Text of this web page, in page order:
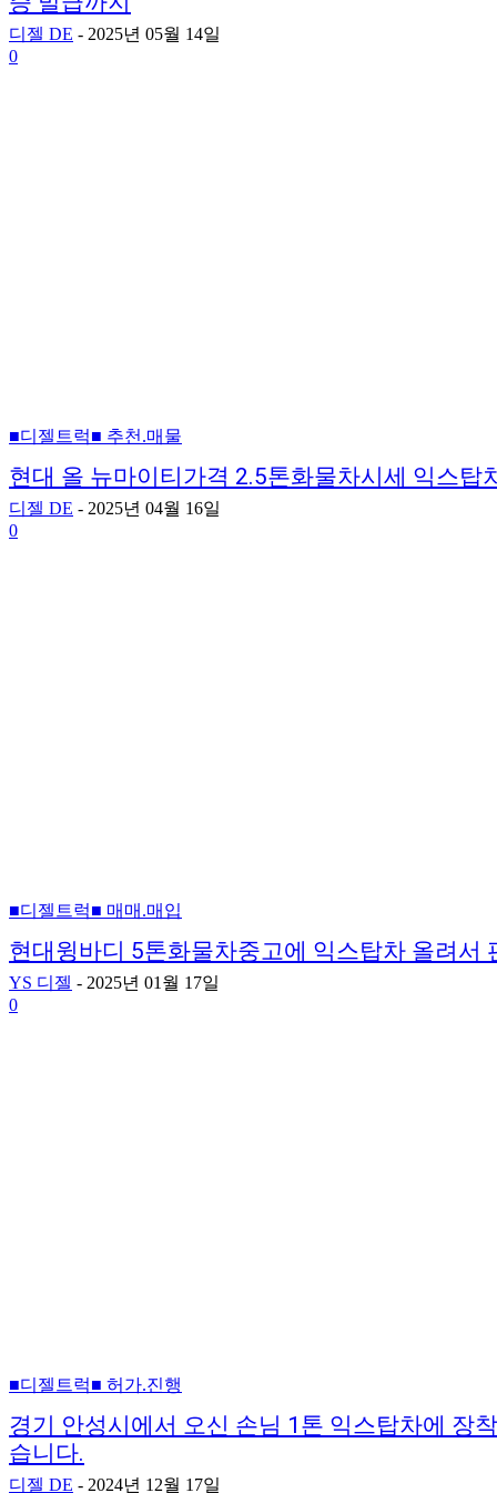
디젤 DE - 2025년 05월 14일
0
■디젤트럭■ 추천.매물
현대 올 뉴마이티가격 2.5톤화물차시세 익스탑
디젤 DE - 2025년 04월 16일
0
■디젤트럭■ 매매.매입
현대윙바디 5톤화물차중고에 익스탑차 올려서
YS 디젤 - 2025년 01월 17일
0
■디젤트럭■ 허가.진행
경기 안성시에서 오신 손님 1톤 익스탑차에 장
습니다.
디젤 DE - 2024년 12월 17일